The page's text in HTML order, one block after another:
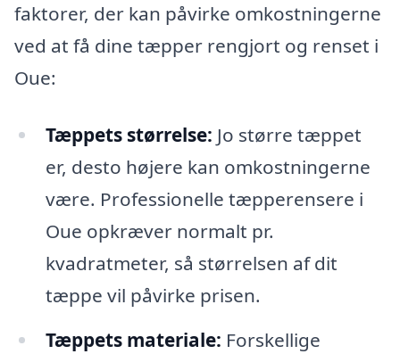
faktorer, der kan påvirke omkostningerne
ved at få dine tæpper rengjort og renset i
Oue:
Tæppets størrelse: Jo større tæppet
er, desto højere kan omkostningerne
være. Professionelle tæpperensere i
Oue opkræver normalt pr.
kvadratmeter, så størrelsen af dit
tæppe vil påvirke prisen.
Tæppets materiale: Forskellige